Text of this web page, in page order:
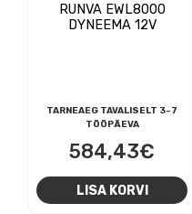
RUNVA EWL8000
DYNEEMA 12V
TARNEAEG TAVALISELT 3-7
TÖÖPÄEVA
584,43€
LISA KORVI